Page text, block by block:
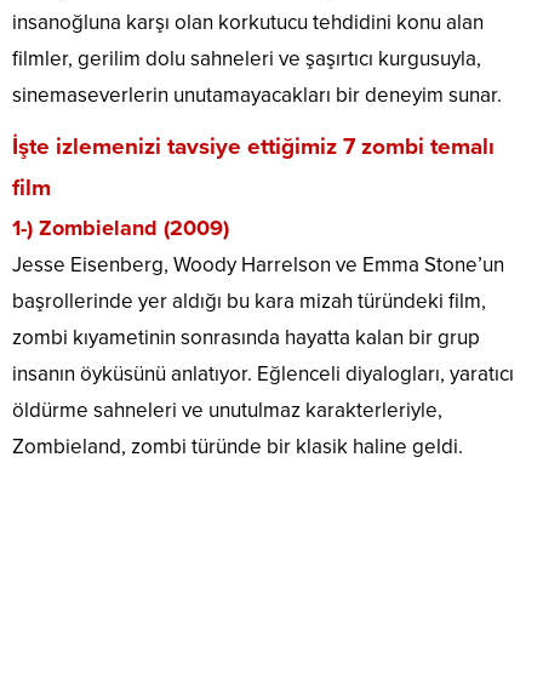
insanoğluna karşı olan korkutucu tehdidini konu alan
filmler, gerilim dolu sahneleri ve şaşırtıcı kurgusuyla,
sinemaseverlerin unutamayacakları bir deneyim sunar.
İşte izlemenizi tavsiye ettiğimiz 7 zombi temalı
film
1-) Zombieland (2009)
Jesse Eisenberg, Woody Harrelson ve Emma Stone’un
başrollerinde yer aldığı bu kara mizah türündeki film,
zombi kıyametinin sonrasında hayatta kalan bir grup
insanın öyküsünü anlatıyor. Eğlenceli diyalogları, yaratıcı
öldürme sahneleri ve unutulmaz karakterleriyle,
Zombieland, zombi türünde bir klasik haline geldi.